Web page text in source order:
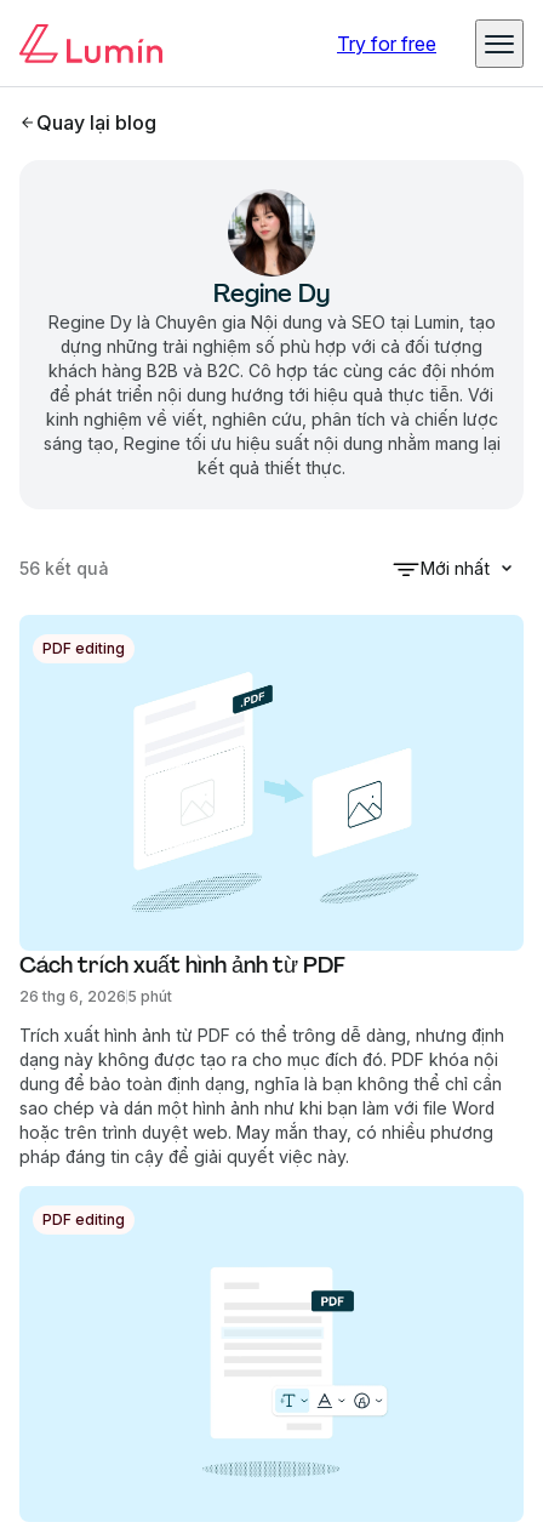
Try for free
Quay lại blog
Regine Dy
Regine Dy là Chuyên gia Nội dung và SEO tại Lumin, tạo
dựng những trải nghiệm số phù hợp với cả đối tượng
khách hàng B2B và B2C. Cô hợp tác cùng các đội nhóm
để phát triển nội dung hướng tới hiệu quả thực tiễn. Với
kinh nghiệm về viết, nghiên cứu, phân tích và chiến lược
sáng tạo, Regine tối ưu hiệu suất nội dung nhằm mang lại
kết quả thiết thực.
56 kết quả Mới nhất
PDF editing
Cách trích xuất hình ảnh từ PDF
26 thg 6, 2026 5 phút
Trích xuất hình ảnh từ PDF có thể trông dễ dàng, nhưng định
dạng này không được tạo ra cho mục đích đó. PDF khóa nội
dung để bảo toàn định dạng, nghĩa là bạn không thể chỉ cần
sao chép và dán một hình ảnh như khi bạn làm với file Word
hoặc trên trình duyệt web. May mắn thay, có nhiều phương
pháp đáng tin cậy để giải quyết việc này.
PDF editing